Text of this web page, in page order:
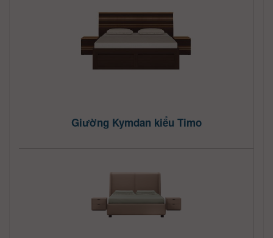
Giường Kymdan kiểu Timo